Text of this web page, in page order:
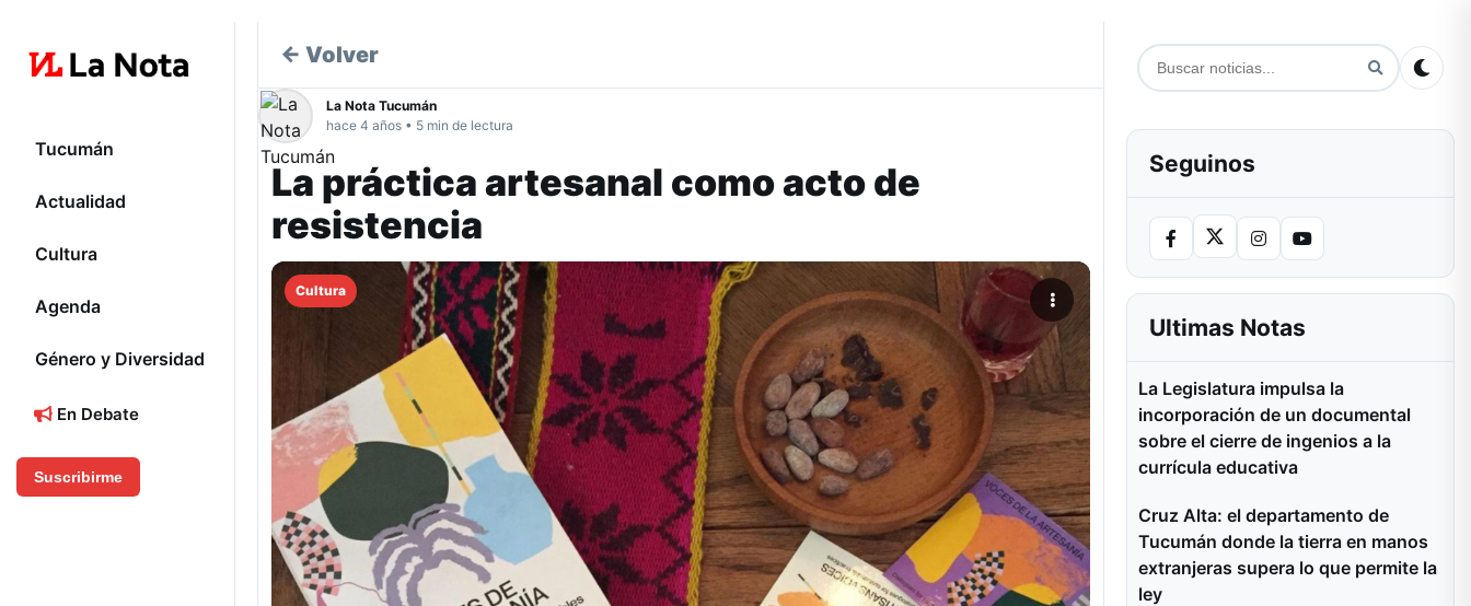
Tucumán
Actualidad
Cultura
Agenda
Género y Diversidad
En Debate
Suscribirme
← Volver
La Nota Tucumán
hace 4 años • 5 min de lectura
La práctica artesanal como acto de
resistencia
Cultura
Seguinos
Ultimas Notas
La Legislatura impulsa la
incorporación de un documental
sobre el cierre de ingenios a la
currícula educativa
Cruz Alta: el departamento de
Tucumán donde la tierra en manos
extranjeras supera lo que permite la
ley